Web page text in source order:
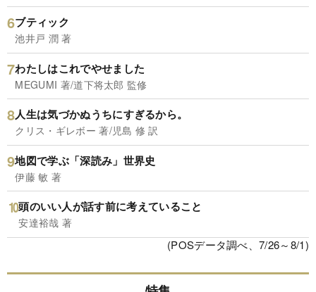
ブティック
池井戸 潤 著
わたしはこれでやせました
MEGUMI 著/道下将太郎 監修
人生は気づかぬうちにすぎるから。
クリス・ギレボー 著/児島 修 訳
地図で学ぶ「深読み」世界史
伊藤 敏 著
頭のいい人が話す前に考えていること
安達裕哉 著
(POSデータ調べ、7/26～8/1)